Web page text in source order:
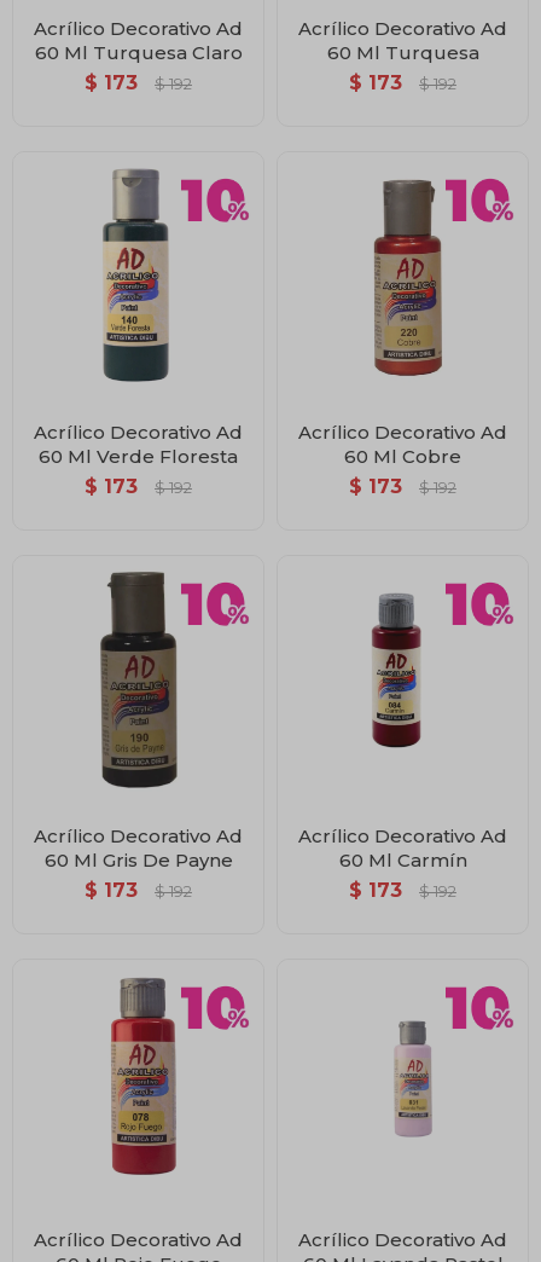
Acrílico Decorativo Ad
60 Ml Turquesa Claro
$ 173 $ 192
Acrílico Decorativo Ad
60 Ml Turquesa
$ 173 $ 192
Acrílico Decorativo Ad
60 Ml Verde Floresta
$ 173 $ 192
Acrílico Decorativo Ad
60 Ml Cobre
$ 173 $ 192
Acrílico Decorativo Ad
60 Ml Gris De Payne
$ 173 $ 192
Acrílico Decorativo Ad
60 Ml Carmín
$ 173 $ 192
Acrílico Decorativo Ad
Acrílico Decorativo Ad